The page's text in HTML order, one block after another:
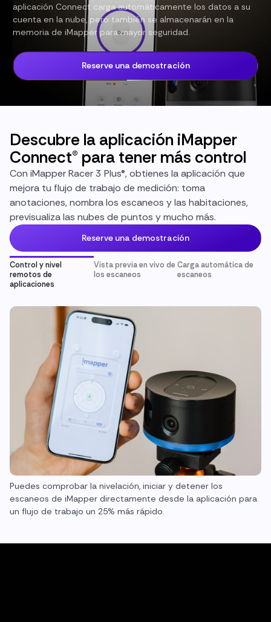
aplicación Connect carga automáticamente los datos a su
cuenta en la nube, pero también se almacenarán en la
memoria de iMapper para mayor seguridad.
Reserve una demostración
Descubre la aplicación iMapper
Connect® para tener más control
Con iMapper Racer 3 Plus®, obtienes la aplicación que
mejora tu flujo de trabajo de medición: toma
anotaciones, nombra los escaneos y las habitaciones,
previsualiza las nubes de puntos y mucho más.
Reserve una demostración
Control y nivel
remotos de
aplicaciones
Vista previa en vivo de
los escaneos
Carga automática de
escaneos
Puedes comprobar la nivelación, iniciar y detener los
escaneos de iMapper directamente desde la aplicación para
un flujo de trabajo un 25% más rápido.